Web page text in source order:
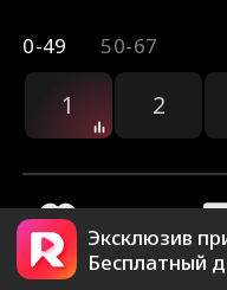
0-49 50-67
1 2
436
Эксклюзив
Бесплатный